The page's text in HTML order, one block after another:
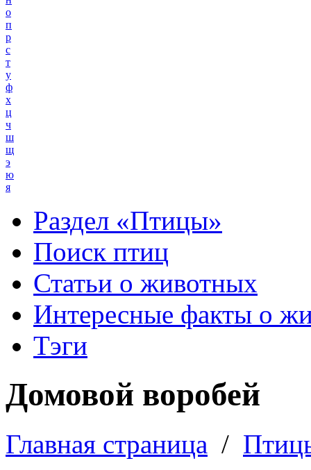
о
п
р
с
т
у
ф
х
ц
ч
ш
щ
э
ю
я
Раздел «Птицы»
Поиск птиц
Статьи о животных
Интересные факты о
Тэги
Домовой воробей
Главная страница /